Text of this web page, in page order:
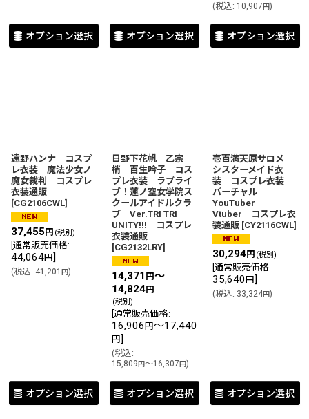
オプション選択 オプション選択
(税込: 10,907円)
オプション選択
遠野ハンナ コスプ
レ衣装 魔法少女ノ
魔女裁判 コスプレ
衣装通販
[CG2106CWL]
37,455円 (税別)
[通常販売価格:
44,064円]
(税込: 41,201 円)
オプション選択
日野下花帆 乙宗
梢 百生吟子 コス
プレ衣装 ラブライ
ブ！蓮ノ空女学院ス
クールアイドルクラ
ブ Ver.TRI TRI
UNITY!!! コスプレ
衣装通販
[CG2132LRY]
14,371 円～
14,824円
(税別)
[通常販売価格:
16,906円～17,440
円]
(税込:
15,809円～16,307円)
オプション選択
壱百満天原サロメ
シスターメイド衣
装 コスプレ衣装
バーチャル
YouTuber
Vtuber コスプレ衣
装通販 [CY2116CWL]
30,294円 (税別)
[通常販売価格:
35,640円]
(税込: 33,324円)
オプション選択